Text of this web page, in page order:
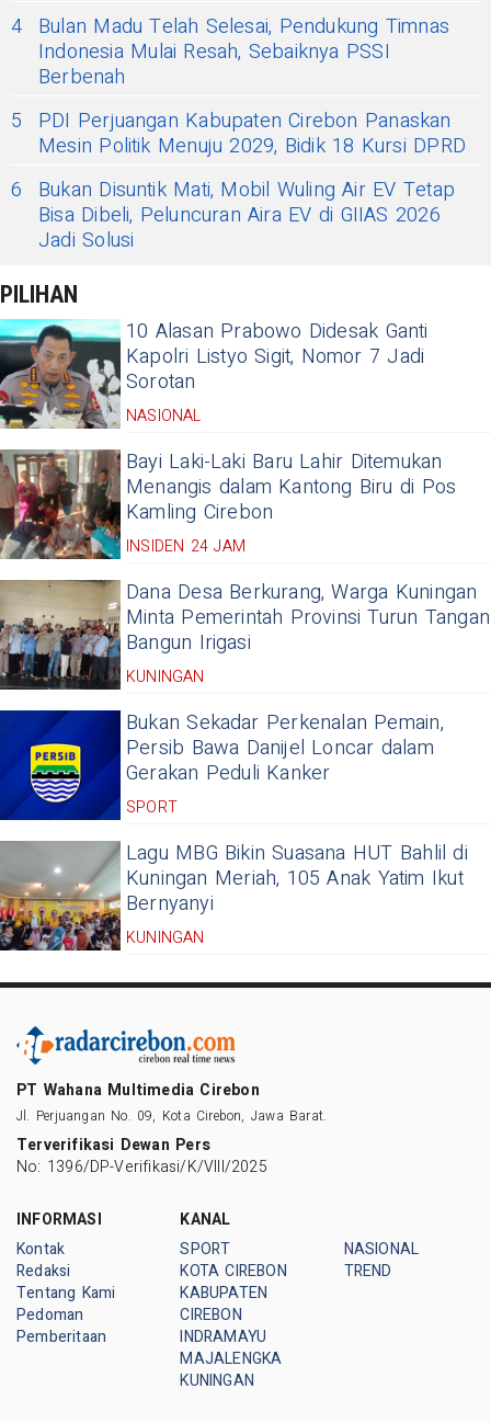
4 Bulan Madu Telah Selesai, Pendukung Timnas
Indonesia Mulai Resah, Sebaiknya PSSI
Berbenah
5
PDI Perjuangan Kabupaten Cirebon Panaskan
Mesin Politik Menuju 2029, Bidik 18 Kursi DPRD
6
Bukan Disuntik Mati, Mobil Wuling Air EV Tetap
Bisa Dibeli, Peluncuran Aira EV di GIIAS 2026
Jadi Solusi
PILIHAN
10 Alasan Prabowo Didesak Ganti
Kapolri Listyo Sigit, Nomor 7 Jadi
Sorotan
NASIONAL
Bayi Laki-Laki Baru Lahir Ditemukan
Menangis dalam Kantong Biru di Pos
Kamling Cirebon
INSIDEN 24 JAM
Dana Desa Berkurang, Warga Kuningan
Minta Pemerintah Provinsi Turun Tangan
Bangun Irigasi
KUNINGAN
Bukan Sekadar Perkenalan Pemain,
Persib Bawa Danijel Loncar dalam
Gerakan Peduli Kanker
SPORT
Lagu MBG Bikin Suasana HUT Bahlil di
Kuningan Meriah, 105 Anak Yatim Ikut
Bernyanyi
KUNINGAN
PT Wahana Multimedia Cirebon
Jl. Perjuangan No. 09, Kota Cirebon, Jawa Barat.
Terverifikasi Dewan Pers
No: 1396/DP-Verifikasi/K/VIII/2025
INFORMASI
Kontak
Redaksi
Tentang Kami
Pedoman
Pemberitaan
KANAL
SPORT
KOTA CIREBON
KABUPATEN
CIREBON
INDRAMAYU
MAJALENGKA
KUNINGAN
NASIONAL
TREND